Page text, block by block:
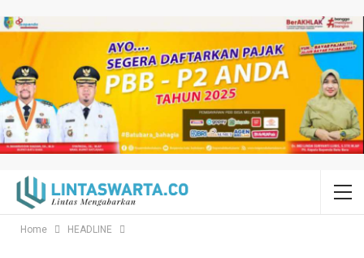
Home HEADLINE